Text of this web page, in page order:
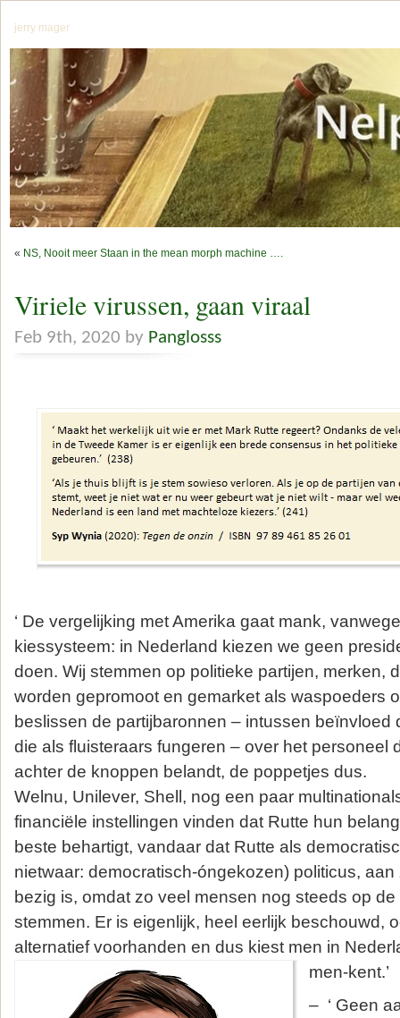
jerry mager
« NS, Nooit meer Staan in the mean morph machine ….
Viriele virussen, gaan viraal
Feb 9th, 2020 by Panglosss
‘ De vergelijking met Amerika gaat mank,
kiessysteem: in Nederland kiezen we geen
doen. Wij stemmen op politieke partijen, merken,
worden gepromoot en gemarket als waspoeders
beslissen de partijbaronnen – intussen beïnvloed
die als fluisteraars fungeren – over het personeel
achter de knoppen belandt, de poppetjes dus.
Welnu, Unilever, Shell, nog een paar
financiële instellingen vinden dat Rutte hun
beste behartigt, vandaar dat Rutte als
nietwaar: democratisch-óngekozen) politicus,
bezig is, omdat zo veel mensen nog steeds op
stemmen. Er is eigenlijk, heel eerlijk beschouwd,
alternatief voorhanden en dus kiest men in
men-kent.’
– ‘ Geen